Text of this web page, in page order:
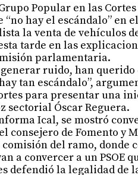
Popular en las
“no hay el escándalo” en
la venta de vehículos
tarde en las
parlamentaria.
generar ruido, han
tan escándalo”,
para presentar una
sectorial Óscar Reguera.
Ical, se mostró
consejero de Fomento y
del ramo, donde
a convercer a un PSOE
defendió la legalidad de